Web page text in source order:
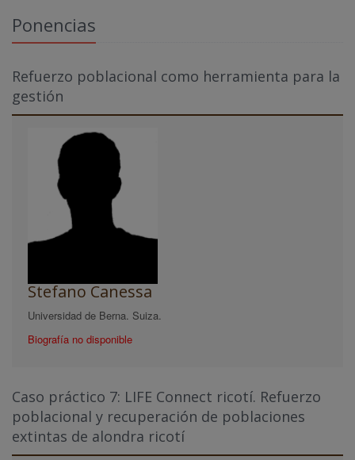
Ponencias
Refuerzo poblacional como herramienta para la
gestión
Stefano Canessa
Universidad de Berna. Suiza.
Biografía no disponible
Caso práctico 7: LIFE Connect ricotí. Refuerzo
poblacional y recuperación de poblaciones
extintas de alondra ricotí